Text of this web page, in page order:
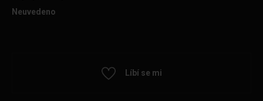
Neuvedeno
Líbí se mi